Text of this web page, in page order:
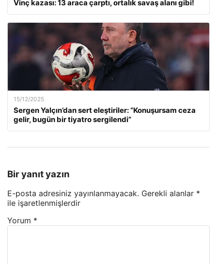
Vinç kazası: 13 araca çarptı, ortalık savaş alanı gibi!
15/12/2025
Sergen Yalçın’dan sert eleştiriler: “Konuşursam ceza
gelir, bugün bir tiyatro sergilendi”
Bir yanıt yazın
E-posta adresiniz yayınlanmayacak. Gerekli alanlar *
ile işaretlenmişlerdir
Yorum *